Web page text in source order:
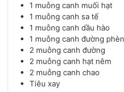
1 muỗng canh muối hạt
1 muỗng canh sa tế
1 muỗng canh dầu hào
1 muỗng canh đường phèn
2 muỗng canh đường
2 muỗng canh hạt nêm
2 muỗng canh chao
Tiêu xay